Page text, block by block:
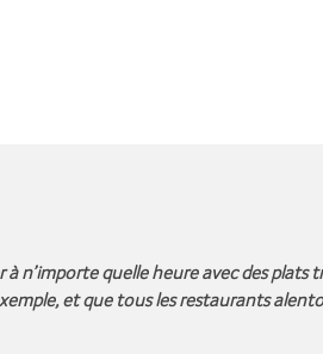
n’importe quelle heure avec des plats
et que tous les restaurants